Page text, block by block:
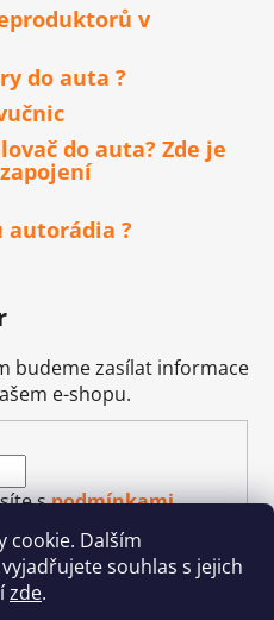
cookie. Dalším
souhlas s jejich
zde.
v
do auta ?
do auta? Zde je
autorádia ?
budeme zasílat informace
e-shopu.
spodmínkami